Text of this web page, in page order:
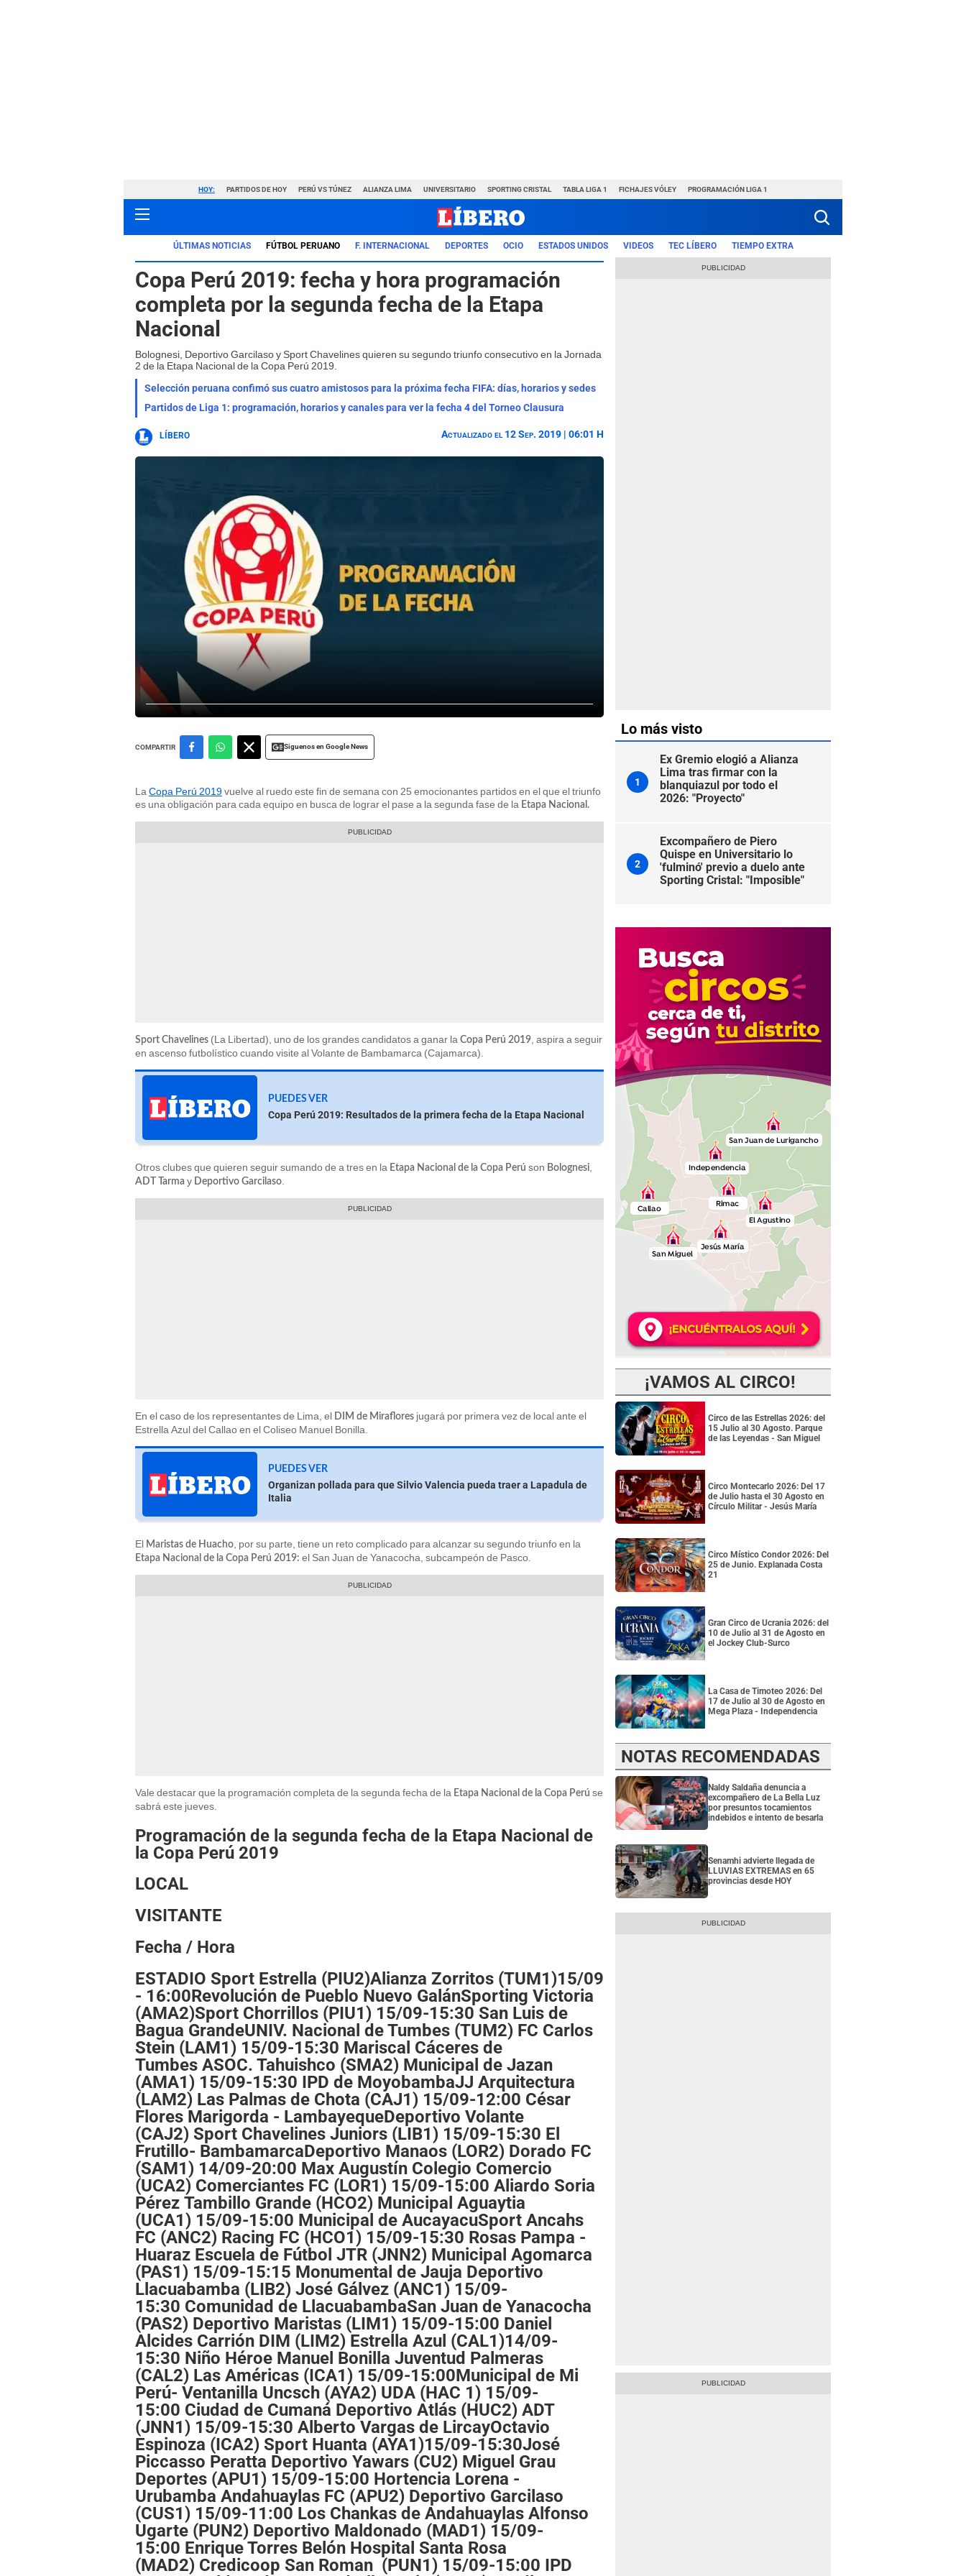
HOY: PARTIDOS DE HOY PERÚ VS TÚNEZ ALIANZA LIMA UNIVERSITARIO SPORTING CRISTAL TABLA LIGA 1 FICHAJES VÓLEY PROGRAMACIÓN LIGA 1
ÚLTIMAS NOTICIAS FÚTBOL PERUANO F. INTERNACIONAL DEPORTES OCIO ESTADOS UNIDOS VIDEOS TEC LÍBERO TIEMPO EXTRA
Copa Perú 2019: fecha y hora programación
completa por la segunda fecha de la Etapa
Nacional
Bolognesi, Deportivo Garcilaso y Sport Chavelines quieren su segundo triunfo consecutivo en la Jornada
2 de la Etapa Nacional de la Copa Perú 2019.
Selección peruana confimó sus cuatro amistosos para la próxima fecha FIFA: días, horarios y sedes
Partidos de Liga 1: programación, horarios y canales para ver la fecha 4 del Torneo Clausura
LÍBERO Actualizado el 12 Sep. 2019 | 06:01 H
COMPARTIR Siguenos en Google News
La Copa Perú 2019vuelve al ruedo este fin de semana con 25 emocionantes partidos en el que el triunfo
es una obligación para cada equipo en busca de lograr el pase a la segunda fase de la Etapa Nacional.
Sport Chavelines (La Libertad), uno de los grandes candidatos a ganar la Copa Perú 2019 , aspira a seguir
en ascenso futbolístico cuando visite al Volante de Bambamarca (Cajamarca).
PUEDES VER
Copa Perú 2019: Resultados de la primera fecha de la Etapa Nacional
Otros clubes que quieren seguir sumando de a tres en la Etapa Nacional de la Copa Perú son Bolognesi
ADT Tarma y Deportivo Garcilaso
En el caso de los representantes de Lima, el DIM de Miraflores jugará por primera vez de local ante el
Estrella Azul del Callao en el Coliseo Manuel Bonilla.
PUEDES VER
Organizan pollada para que Silvio Valencia pueda traer a Lapadula de
Italia
El Maristas de Huacho , por su parte, tiene un reto complicado para alcanzar su segundo triunfo en la
Etapa Nacional de la Copa Perú 2019: el San Juan de Yanacocha, subcampeón de Pasco.
Vale destacar que la programación completa de la segunda fecha de la Etapa Nacional de la Copa Perú se
sabrá este jueves.
Programación de la segunda fecha de la Etapa Nacional de
la Copa Perú 2019
LOCAL
VISITANTE
Fecha / Hora
ESTADIO Sport Estrella (PIU2)Alianza Zorritos (TUM1)15/09
- 16:00Revolución de Pueblo Nuevo GalánSporting Victoria
(AMA2)Sport Chorrillos (PIU1) 15/09-15:30 San Luis de
Bagua GrandeUNIV. Nacional de Tumbes (TUM2) FC Carlos
Stein (LAM1) 15/09-15:30 Mariscal Cáceres de
Tumbes ASOC. Tahuishco (SMA2) Municipal de Jazan
(AMA1) 15/09-15:30 IPD de MoyobambaJJ Arquitectura
(LAM2) Las Palmas de Chota (CAJ1) 15/09-12:00 César
Flores Marigorda - LambayequeDeportivo Volante
(CAJ2) Sport Chavelines Juniors (LIB1) 15/09-15:30 El
Frutillo- BambamarcaDeportivo Manaos (LOR2) Dorado FC
(SAM1) 14/09-20:00 Max Augustín Colegio Comercio
(UCA2) Comerciantes FC (LOR1) 15/09-15:00 Aliardo Soria
Pérez Tambillo Grande (HCO2) Municipal Aguaytia
(UCA1) 15/09-15:00 Municipal de AucayacuSport Ancahs
FC (ANC2) Racing FC (HCO1) 15/09-15:30 Rosas Pampa -
Huaraz Escuela de Fútbol JTR (JNN2) Municipal Agomarca
(PAS1) 15/09-15:15 Monumental de Jauja Deportivo
Llacuabamba (LIB2) José Gálvez (ANC1) 15/09-
15:30 Comunidad de LlacuabambaSan Juan de Yanacocha
(PAS2) Deportivo Maristas (LIM1) 15/09-15:00 Daniel
Alcides Carrión DIM (LIM2) Estrella Azul (CAL1)14/09-
15:30 Niño Héroe Manuel Bonilla Juventud Palmeras
(CAL2) Las Américas (ICA1) 15/09-15:00Municipal de Mi
Perú- Ventanilla Uncsch (AYA2) UDA (HAC 1) 15/09-
15:00 Ciudad de Cumaná Deportivo Atlás (HUC2) ADT
(JNN1) 15/09-15:30 Alberto Vargas de LircayOctavio
Espinoza (ICA2) Sport Huanta (AYA1)15/09-15:30José
Piccasso Peratta Deportivo Yawars (CU2) Miguel Grau
Deportes (APU1) 15/09-15:00 Hortencia Lorena -
Urubamba Andahuaylas FC (APU2) Deportivo Garcilaso
(CUS1) 15/09-11:00 Los Chankas de Andahuaylas Alfonso
Ugarte (PUN2) Deportivo Maldonado (MAD1) 15/09-
15:00 Enrique Torres Belón Hospital Santa Rosa
(MAD2) Credicoop San Roman (PUN1) 15/09-15:00 IPD
Lo más visto
1
Ex Gremio elogió a Alianza
Lima tras firmar con la
blanquiazul por todo el
2026: "Proyecto"
2
Excompañero de Piero
Quispe en Universitario lo
'fulminó' previo a duelo ante
Sporting Cristal: "Imposible"
¡VAMOS AL CIRCO!
Circo de las Estrellas 2026: del
15 Julio al 30 Agosto. Parque
de las Leyendas - San Miguel
Circo Montecarlo 2026: Del 17
de Julio hasta el 30 Agosto en
Círculo Militar - Jesús María
Circo Místico Condor 2026: Del
25 de Junio. Explanada Costa
21
Gran Circo de Ucrania 2026: del
10 de Julio al 31 de Agosto en
el Jockey Club-Surco
La Casa de Timoteo 2026: Del
17 de Julio al 30 de Agosto en
Mega Plaza - Independencia
NOTAS RECOMENDADAS
Naldy Saldaña denuncia a
excompañero de La Bella Luz
por presuntos tocamientos
indebidos e intento de besarla
Senamhi advierte llegada de
LLUVIAS EXTREMAS en 65
provincias desde HOY